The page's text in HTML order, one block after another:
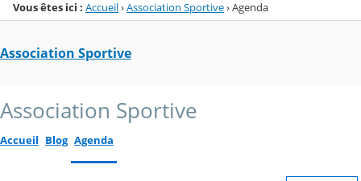
Vous êtes ici : Accueil›Association Sportive›Agenda
Association Sportive
Association Sportive
Accueil Blog Agenda